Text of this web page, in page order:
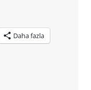
Daha fazla